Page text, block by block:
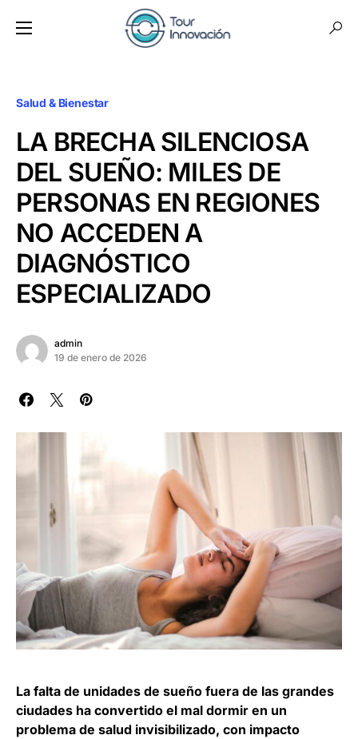
Salud & Bienestar
LA BRECHA SILENCIOSA
DEL SUEÑO: MILES DE
PERSONAS EN REGIONES
NO ACCEDEN A
DIAGNÓSTICO
ESPECIALIZADO
admin
19 de enero de 2026
La falta de unidades de sueño fuera de las grandes
ciudades ha convertido el mal dormir en un
problema de salud invisibilizado, con impacto